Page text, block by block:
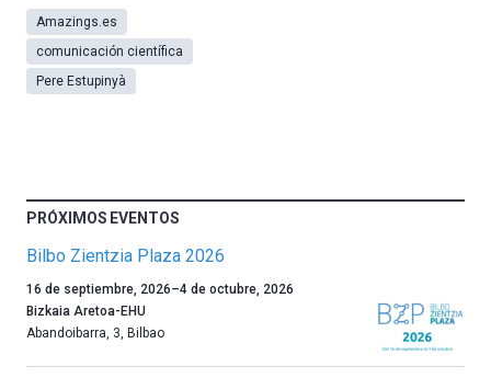
Amazings.es
comunicación científica
Pere Estupinyà
PRÓXIMOS EVENTOS
Bilbo Zientzia Plaza 2026
Un
año
más,
16 de septiembre, 2026–4 de octubre, 2026
Bizkaia Aretoa-EHU
Abandoibarra, 3, Bilbao